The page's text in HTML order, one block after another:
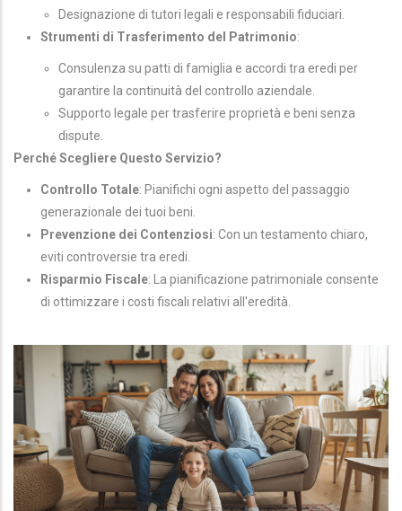
Designazione di tutori legali e responsabili fiduciari.
Strumenti di Trasferimento del Patrimonio:
Consulenza su patti di famiglia e accordi tra eredi per
garantire la continuità del controllo aziendale.
Supporto legale per trasferire proprietà e beni senza
dispute.
Perché Scegliere Questo Servizio?
Controllo Totale: Pianifichi ogni aspetto del passaggio
generazionale dei tuoi beni.
Prevenzione dei Contenziosi: Con un testamento chiaro,
eviti controversie tra eredi.
Risparmio Fiscale: La pianificazione patrimoniale consente
di ottimizzare i costi fiscali relativi all'eredità.